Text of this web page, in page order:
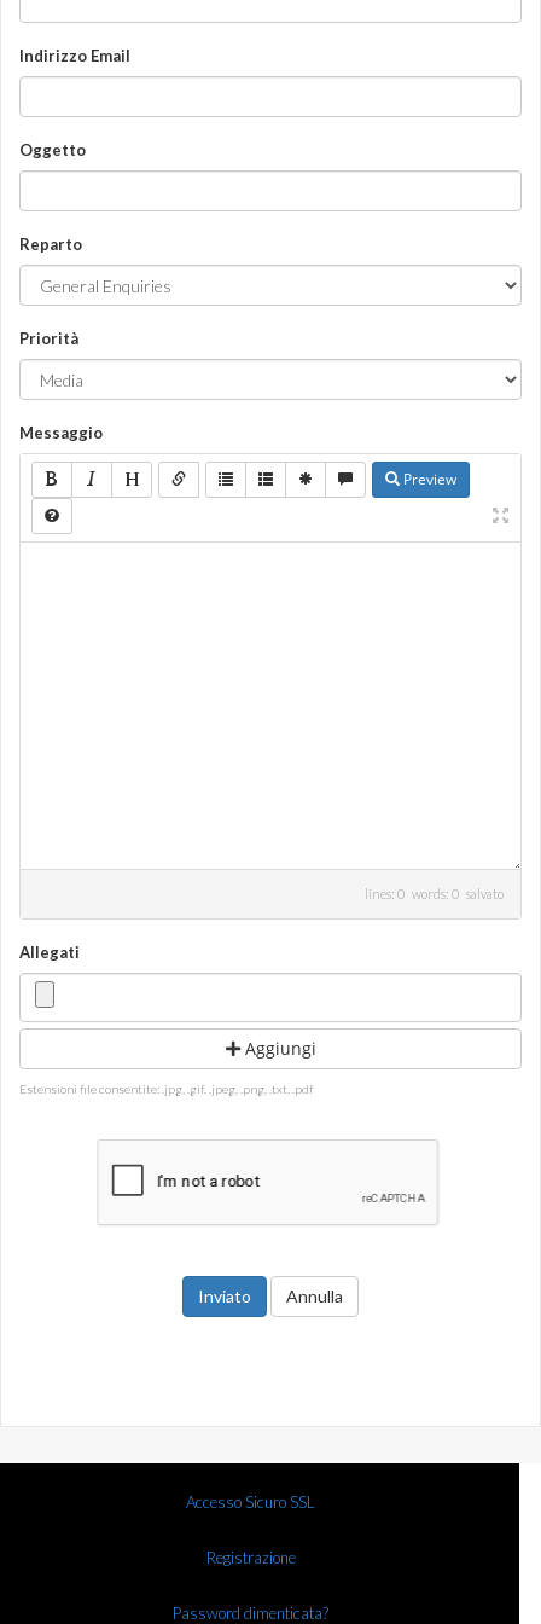
Indirizzo Email
Oggetto
Reparto
Priorità
Messaggio
Preview
lines: 0 words: 0 salvato
Allegati
Aggiungi
Estensioni file consentite: .jpg, .gif, .jpeg, .png, .txt, .pdf
Annulla
Accesso Sicuro SSL
Registrazione
Password dimenticata?